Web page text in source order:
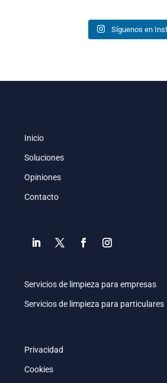
Síguenos en
Inicio
Soluciones
Opiniones
Contacto
Servicios de limpieza para empresas
Servicios de limpieza para particulares
Privacidad
Cookies